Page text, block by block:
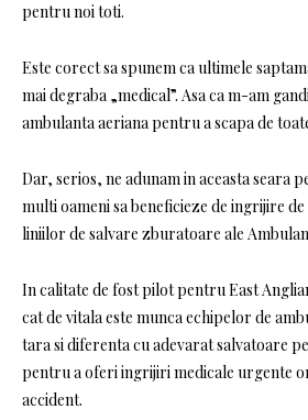
pentru noi toti.
Este corect sa spunem ca ultimele
mai degraba „medical”. Asa ca m-am
ambulanta aeriana pentru a scapa de
Dar, serios, ne adunam in aceasta seara
multi oameni sa beneficieze de ingrijire
liniilor de salvare zburatoare ale
In calitate de fost pilot pentru East
cat de vitala este munca echipelor de
tara si diferenta cu adevarat salvatoare
pentru a oferi ingrijiri medicale urgente
accident.